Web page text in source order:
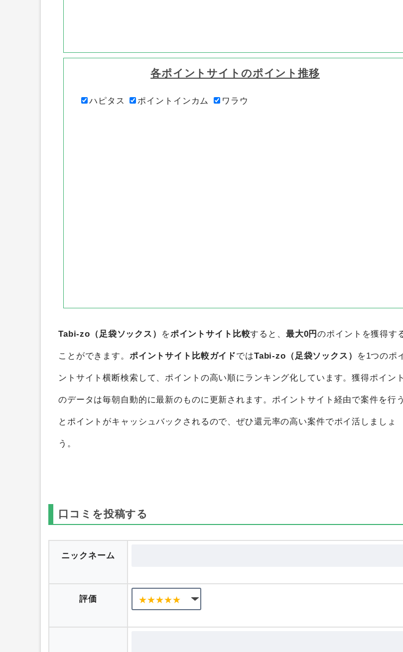
Tabi-zo（足袋ソックス） を ポイントサイト比較 すると、 最大0円 のポイントを獲得する
ことができます。ポイントサイト比較ガイドでは Tabi-zo（足袋ソックス）を1つのポイ
ントサイト横断検索して、ポイントの高い順にランキング化しています。獲得ポイント
のデータは毎朝自動的に最新のものに更新されます。ポイントサイト経由で案件を行う
口コミを投稿する
ニックネーム